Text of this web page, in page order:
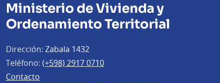
Ministerio de Vivienda y
Ordenamiento Territorial
Dirección: Zabala 1432
Teléfono: (+598) 2917 0710
Contacto